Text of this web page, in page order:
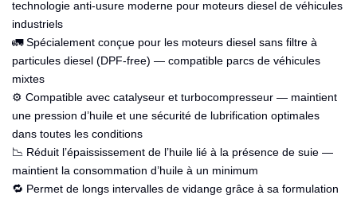
technologie anti-usure moderne pour moteurs diesel de véhicules
industriels
🚛 Spécialement conçue pour les moteurs diesel sans filtre à
particules diesel (DPF-free) — compatible parcs de véhicules
mixtes
⚙️ Compatible avec catalyseur et turbocompresseur — maintient
une pression d’huile et une sécurité de lubrification optimales
dans toutes les conditions
📉 Réduit l’épaississement de l’huile lié à la présence de suie —
maintient la consommation d’huile à un minimum
🔁 Permet de longs intervalles de vidange grâce à sa formulation